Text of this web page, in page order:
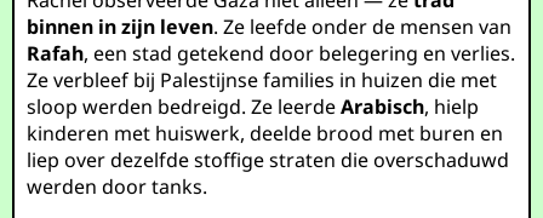
binnen in zijn leven. Ze leefde onder de mensen van
Rafah, een stad getekend door belegering en verlies.
Ze verbleef bij Palestijnse families in huizen die met
sloop werden bedreigd. Ze leerdeArabisch, hielp
kinderen met huiswerk, deelde brood met buren en
liep over dezelfde stoffige straten die overschaduwd
werden door tanks.